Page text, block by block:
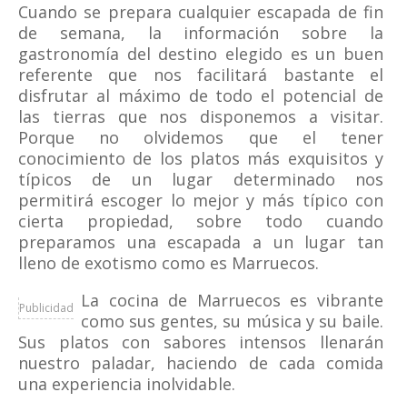
Cuando se prepara cualquier escapada de fin
de semana, la información sobre la
gastronomía del destino elegido es un buen
referente que nos facilitará bastante el
disfrutar al máximo de todo el potencial de
las tierras que nos disponemos a visitar.
Porque no olvidemos que el tener
conocimiento de los platos más exquisitos y
típicos de un lugar determinado nos
permitirá escoger lo mejor y más típico con
cierta propiedad, sobre todo cuando
preparamos una escapada a un lugar tan
lleno de exotismo como es Marruecos.
Publicidad
La cocina de Marruecos es vibrante
como sus gentes, su música y su baile.
Sus platos con sabores intensos llenarán
nuestro paladar, haciendo de cada comida
una experiencia inolvidable.